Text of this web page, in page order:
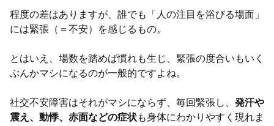
程度の差はありますが、誰でも「人の注目を浴びる場面」
には緊張（＝不安）を感じるもの。
とはいえ、場数を踏めば慣れも生じ、緊張の度合いもいく
ぶんかマシになるのが一般的ですよね。
社交不安障害はそれがマシにならず、毎回緊張し、 発汗や
震え、動悸、赤面などの症状も身体にわかりやすく現れま